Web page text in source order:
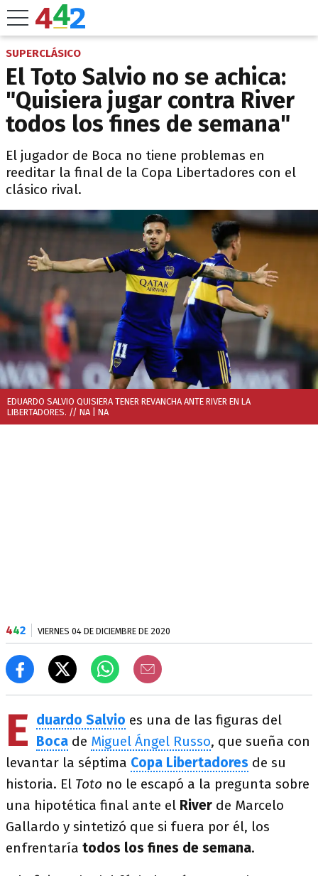
SUPERCLÁSICO
El Toto Salvio no se achica:
"Quisiera jugar contra River
todos los fines de semana"
El jugador de Boca no tiene problemas en
reeditar la final de la Copa Libertadores con el
clásico rival.
EDUARDO SALVIO QUISIERA TENER REVANCHA ANTE RIVER EN LA
LIBERTADORES. // NA | NA
442 VIERNES 04 DE DICIEMBRE DE 2020
E duardo Salvio es una de las figuras del
Boca de Miguel Ángel Russo, que sueña con
levantar la séptima Copa Libertadores de su
historia. El Toto no le escapó a la pregunta sobre
una hipotética final ante el River de Marcelo
Gallardo y sintetizó que si fuera por él, los
enfrentaría todos los fines de semana.